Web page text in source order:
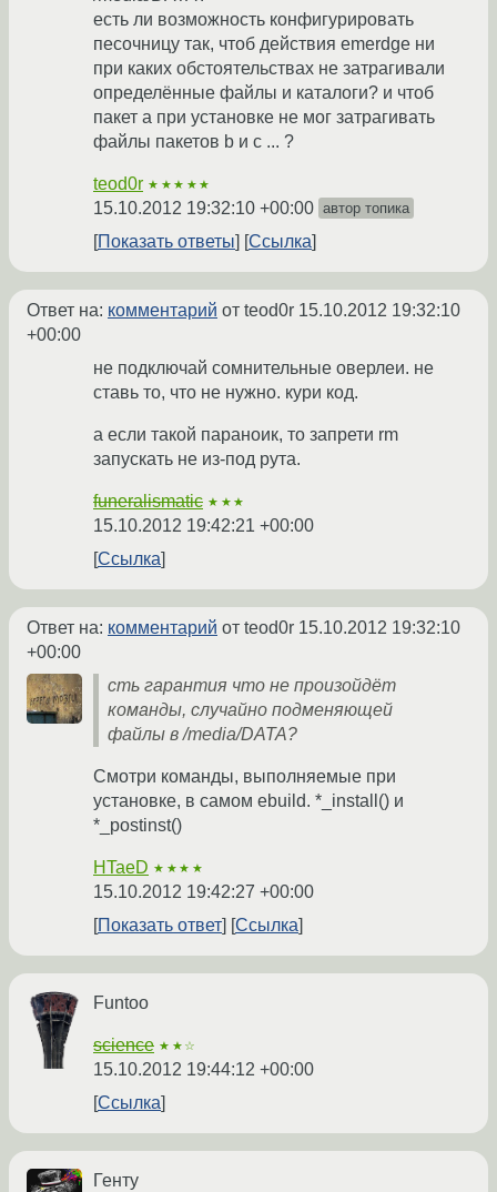
есть ли возможность конфигурировать
песочницу так, чтоб действия emerdge ни
при каких обстоятельствах не затрагивали
определённые файлы и каталоги? и чтоб
пакет a при установке не мог затрагивать
файлы пакетов b и с ... ?
teod0r ★★★★★
15.10.2012 19:32:10 +00:00 автор топика
Показать ответы Ссылка
Ответ на: комментарий от teod0r 15.10.2012 19:32:10
+00:00
не подключай сомнительные оверлеи. не
ставь то, что не нужно. кури код.
а если такой параноик, то запрети rm
запускать не из-под рута.
funeralismatic ★★★
15.10.2012 19:42:21 +00:00
Ссылка
Ответ на: комментарий от teod0r 15.10.2012 19:32:10
+00:00
сть гарантия что не произойдёт
команды, случайно подменяющей
файлы в /media/DATA?
Смотри команды, выполняемые при
установке, в самом ebuild. *_install() и
*_postinst()
HTaeD ★★★★
15.10.2012 19:42:27 +00:00
Показать ответ
Ссылка
Funtoo
science ★★☆
15.10.2012 19:44:12 +00:00
Ссылка
Генту